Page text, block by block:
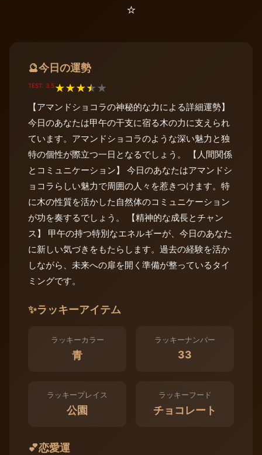
⭐️
🔮今日の運勢
TEST: 3.5★★★★★
【アマンドショコラの神秘的な力による詳細運勢】
今日のあなたは甲午の干支に宿る木の力に支えられ
ています。アマンドショコラのような深い魅力と独
特の個性が際立つ一日となるでしょう。 【人間関係
とコミュニケーション】 今日のあなたはアマンドシ
ョコラらしい魅力で周囲の人々を惹きつけます。特
に木の性質を活かした自然体のコミュニケーション
が功を奏するでしょう。 【精神的な成長とチャン
ス】 甲午の持つ特別なエネルギーが、今日のあなた
に新しい気づきをもたらします。過去の経験を活か
しながら、未来への扉を開く準備が整っているタイ
ミングです。
✨ラッキーアイテム
ラッキーカラー
青
ラッキーナンバー
33
ラッキープレイス
公園
ラッキーフード
チョコレート
💕恋愛運